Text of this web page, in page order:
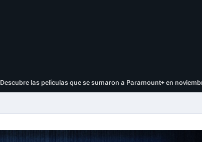
Descubre las películas que se sumaron a Paramount+ en